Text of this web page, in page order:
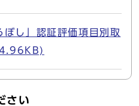
ぼし」認証評価項目別取
さい